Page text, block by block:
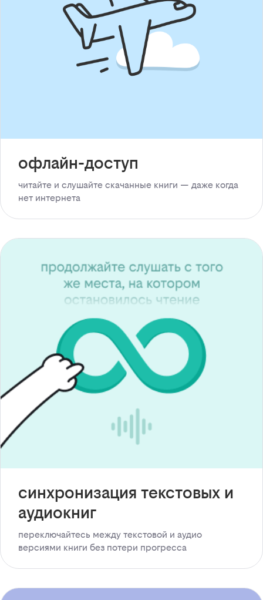
офлайн-доступ
читайте и слушайте скачанные книги — даже когда
нет интернета
синхронизация текстовых и
аудиокниг
переключайтесь между текстовой и аудио
версиями книги без потери прогресса